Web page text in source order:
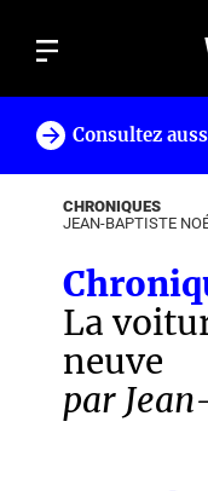
Consultez
CHRONIQUES
JEAN-BAPTISTE
La
neuve
par